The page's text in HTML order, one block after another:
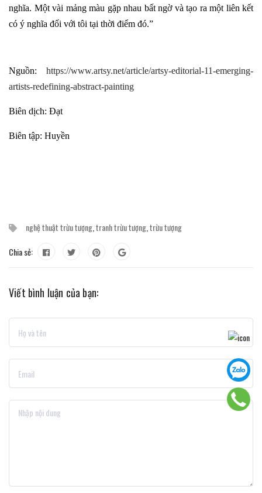
nghĩa. Một vài mảng màu gặp nhau bất ngờ và tạo ra một liên kết
có ý nghĩa đối với tôi tại thời điểm đó.”
Nguồn: https://www.artsy.net/article/artsy-editorial-11-emerging-
artists-redefining-abstract-painting
Biên dịch: Đạt
Biên tập: Huyền
nghệ thuật trừu tượng,tranh trừu tượng,trừu tượng
Chia sẻ:
Viết bình luận của bạn: